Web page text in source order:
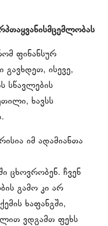
ფინანსურ
გავხდეთ, ისევე,
ხავსს
იმ ადამიანთა
ცხოვრობენ. ჩვენ
გამო კი არ
ხაფანგში,
ვდგამთ ფეხს